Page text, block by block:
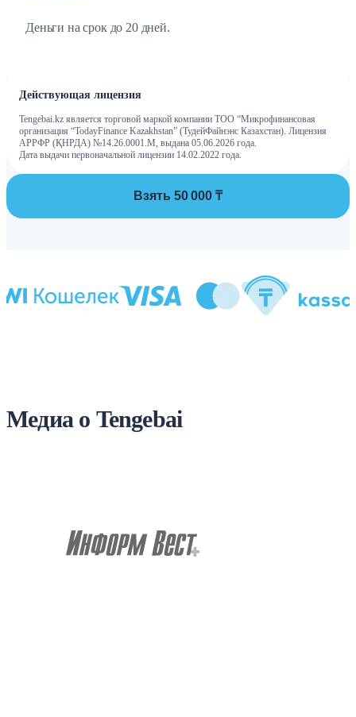
Деньги на срок до 20 дней.
Действующая лицензия
Tengebai.kz является торговой маркой компании ТОО “Микрофинансовая
организация “TodayFinance Kazakhstan” (ТудейФайнэнс Казахстан). Лицензия
АРРФР (ҚНРДА) №14.26.0001.М, выдана 05.06.2026 года.
Дата выдачи первоначальной лицензии 14.02.2022 года.
Взять 50 000 ₸
Медиа о Tengebai